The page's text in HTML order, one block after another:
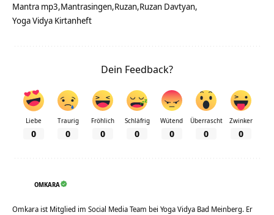
Mantra mp3 Mantrasingen Ruzan Ruzan Davtyan
Yoga Vidya Kirtanheft
Dein Feedback?
Liebe
0
Traurig
0
Fröhlich
0
Schläfrig
0
Wütend
0
Überrascht
0
Zwinker
0
OMKARA
Omkara ist Mitglied im Social Media Team bei Yoga Vidya Bad Meinberg. Er